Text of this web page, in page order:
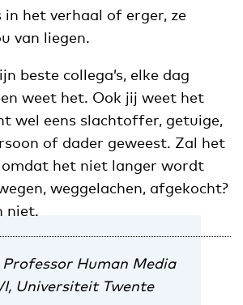
in het verhaal of erger, ze
van liegen.
beste collega’s, elke dag
weet het. Ook jij weet het
wel eens slachtoffer, getuige,
of dader geweest. Zal het
omdat het niet langer wordt
weggelachen, afgekocht?
niet.
Professor Human Media
Universiteit Twente